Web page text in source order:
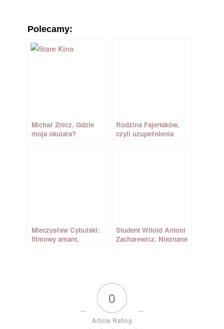
Polecamy:
Michał Znicz. Gdzie
moja okulara?
Rodzina Fajertaków,
czyli uzupełnienia
Mieczysław Cybulski:
filmowy amant,
Student Witold Antoni
Zacharewicz. Nieznane
0
Article Rating